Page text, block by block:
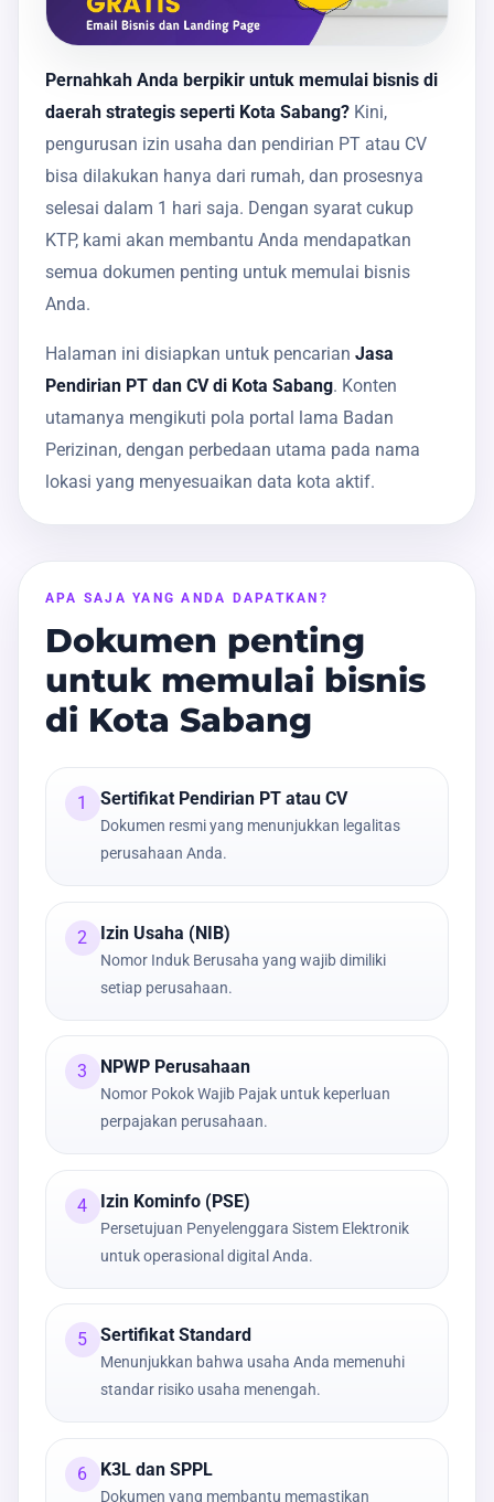
Pernahkah Anda berpikir untuk memulai bisnis di
daerah strategis seperti Kota Sabang? Kini,
pengurusan izin usaha dan pendirian PT atau CV
bisa dilakukan hanya dari rumah, dan prosesnya
selesai dalam 1 hari saja. Dengan syarat cukup
KTP, kami akan membantu Anda mendapatkan
semua dokumen penting untuk memulai bisnis
Anda.
Halaman ini disiapkan untuk pencarian Jasa
Pendirian PT dan CV di Kota Sabang. Konten
utamanya mengikuti pola portal lama Badan
Perizinan, dengan perbedaan utama pada nama
lokasi yang menyesuaikan data kota aktif.
APA SAJA YANG ANDA DAPATKAN?
Dokumen penting
untuk memulai bisnis
di Kota Sabang
1 Sertifikat Pendirian PT atau CV
Dokumen resmi yang menunjukkan legalitas
perusahaan Anda.
2 Izin Usaha (NIB)
Nomor Induk Berusaha yang wajib dimiliki
setiap perusahaan.
3 NPWP Perusahaan
Nomor Pokok Wajib Pajak untuk keperluan
perpajakan perusahaan.
4 Izin Kominfo (PSE)
Persetujuan Penyelenggara Sistem Elektronik
untuk operasional digital Anda.
5 Sertifikat Standard
Menunjukkan bahwa usaha Anda memenuhi
standar risiko usaha menengah.
6 K3L dan SPPL
Dokumen yang membantu memastikan